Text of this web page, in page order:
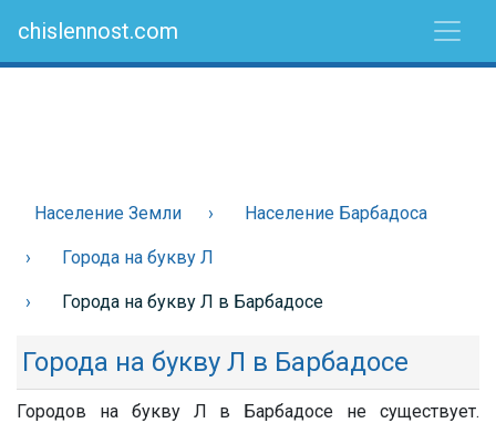
chislennost.com
Население Земли Население Барбадоса
Города на букву Л
Города на букву Л в Барбадосе
Города на букву Л в Барбадосе
Городов на букву Л в Барбадосе не существует.